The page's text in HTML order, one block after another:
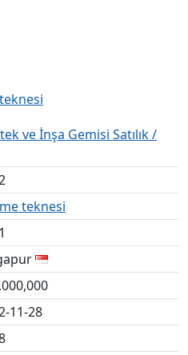
ve İnşa Gemisi Satılık /
teknesi
11-28